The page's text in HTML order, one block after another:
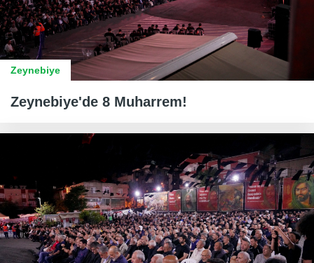
Zeynebiye
Zeynebiye'de 8 Muharrem!